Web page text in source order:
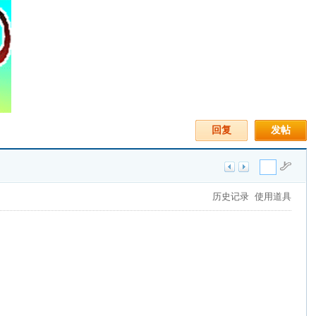
发帖
回复
历史记录 使用道具